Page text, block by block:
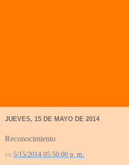
JUEVES, 15 DE MAYO DE 2014
Reconocimiento
en 5/15/2014 05:50:00 p. m.